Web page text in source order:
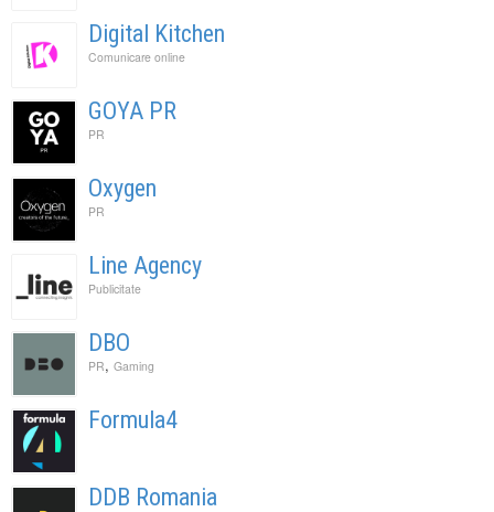
Digital Kitchen
Comunicare online
GOYA PR
PR
Oxygen
PR
Line Agency
Publicitate
DBO
PR, Gaming
Formula4
DDB Romania